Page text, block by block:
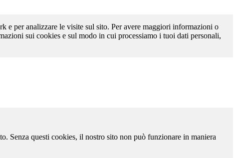
e per analizzare le visite sul sito. Per avere maggiori informazioni o
sui cookies e sul modo in cui processiamo i tuoi dati personali,
Senza questi cookies, il nostro sito non può funzionare in maniera